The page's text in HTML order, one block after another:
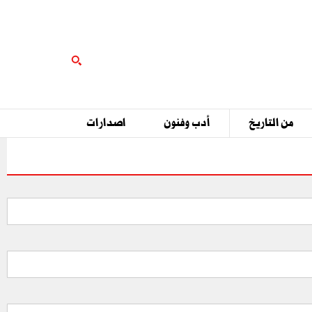
من التاريخ أدب وفنون اصدارات